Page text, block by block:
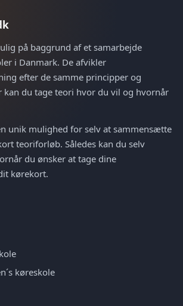
på baggrund af et samarbejde
i Danmark. De afvikler
efter de samme principper og
kan du tage teori hvor du vil og hvornår
unik mulighed for selv at sammensætte
teoriforløb. Således kan du selv
du ønsker at tage dine
kørekort.
køreskole